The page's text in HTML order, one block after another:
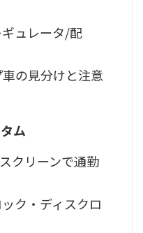
ュレータ/配
の見分けと注意
ム
クリーンで通勤
ク・ディスクロ